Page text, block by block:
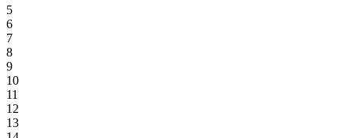
5
6
7
8
9
10
11
12
13